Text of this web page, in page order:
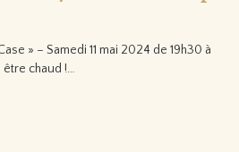
» – Samedi 11 mai 2024 de 19h30 à
être chaud !…